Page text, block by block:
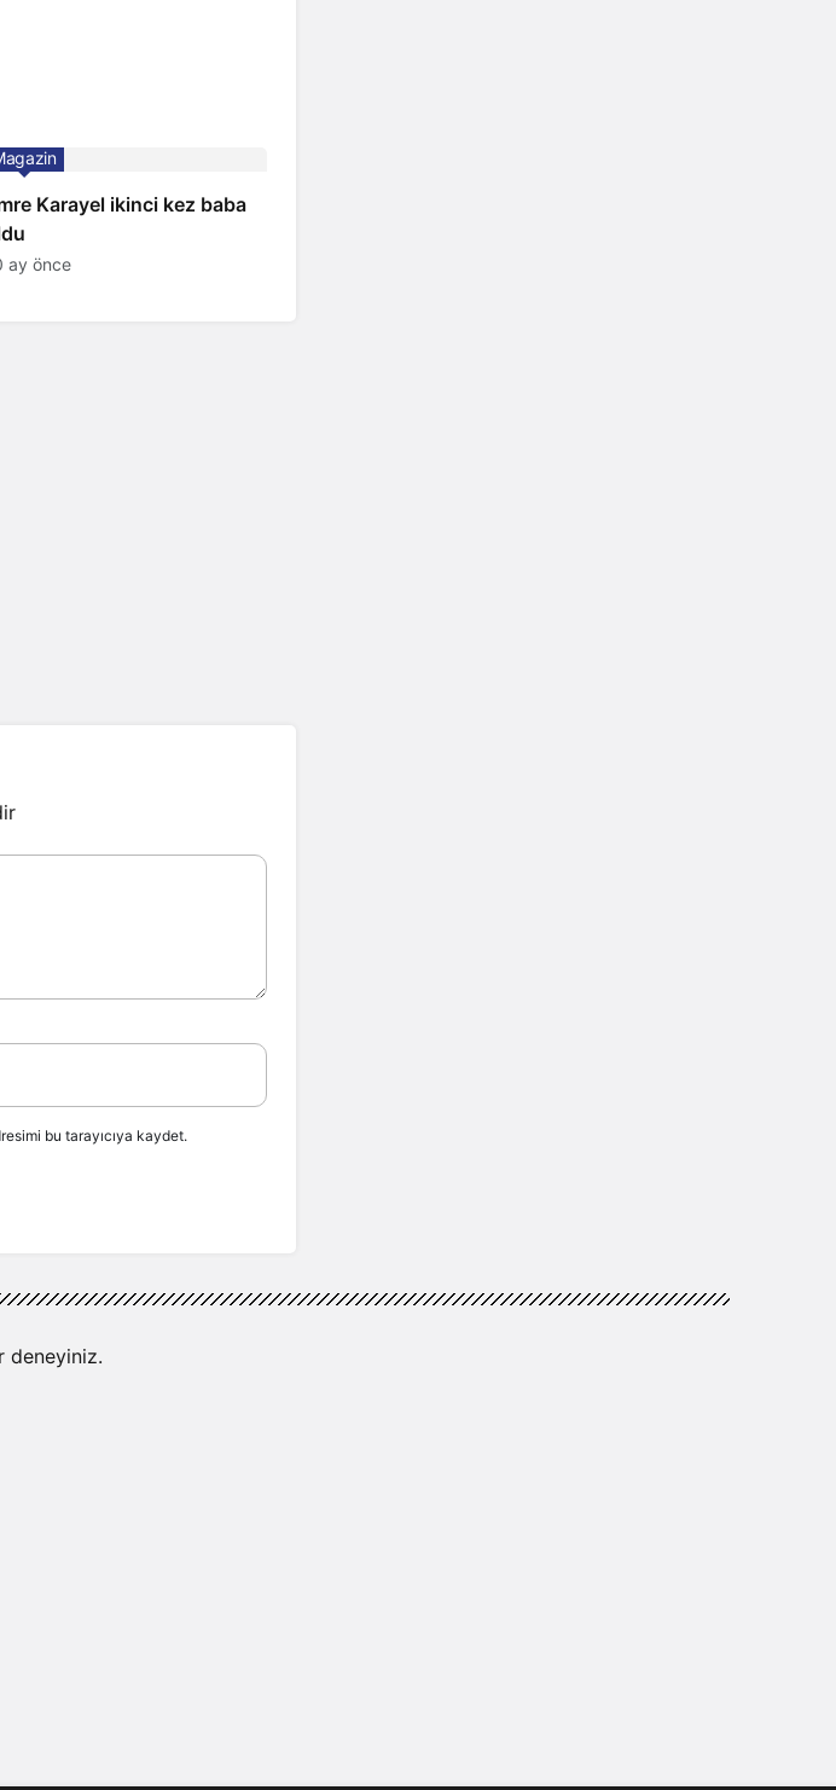
Karayel ikinci kez baba
ay önce
bu tarayıcıya kaydet.
deneyiniz.